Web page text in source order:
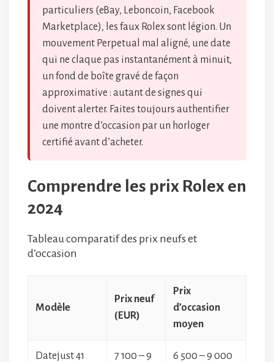
particuliers (eBay, Leboncoin, Facebook
Marketplace), les faux Rolex sont légion. Un
mouvement Perpetual mal aligné, une date
qui ne claque pas instantanément à minuit,
un fond de boîte gravé de façon
approximative : autant de signes qui
doivent alerter. Faites toujours authentifier
une montre d’occasion par un horloger
certifié avant d’acheter.
Comprendre les prix Rolex en
2024
Tableau comparatif des prix neufs et
d’occasion
Modèle
Prix neuf
(EUR)
Prix
d’occasion
moyen
Datejust 41
7 100 – 9
6 500 – 9 000